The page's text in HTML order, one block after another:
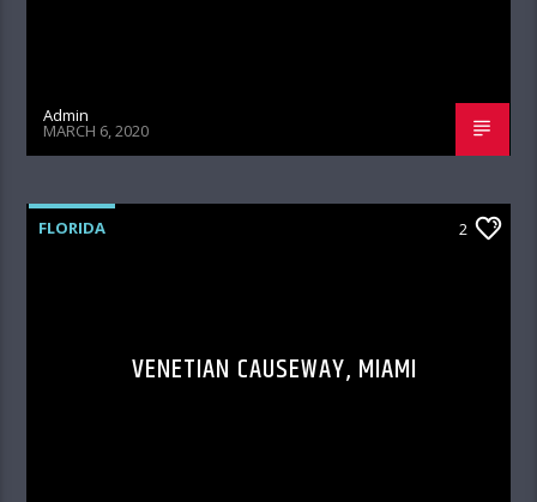
Admin
MARCH 6, 2020
FLORIDA 2
VENETIAN CAUSEWAY, MIAMI